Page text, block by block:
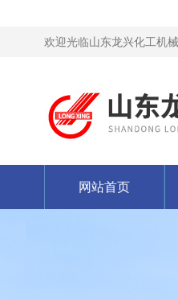
欢迎光临山东龙兴化工机
网站首页